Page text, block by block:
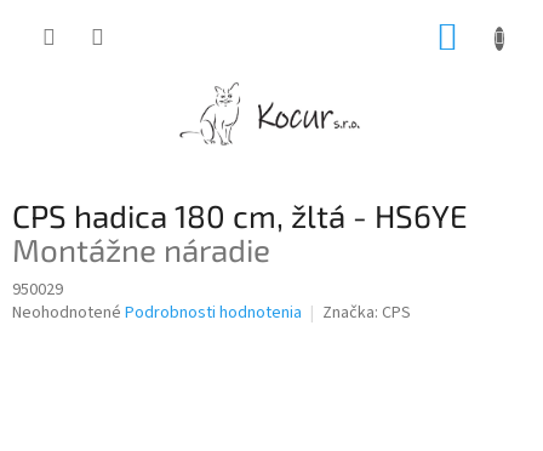
CPS hadica 180 cm, žltá - HS6YE
Montážne náradie
950029
Priemerné
Neohodnotené Podrobnosti hodnotenia Značka: CPS